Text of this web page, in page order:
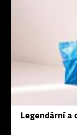
Legendární a